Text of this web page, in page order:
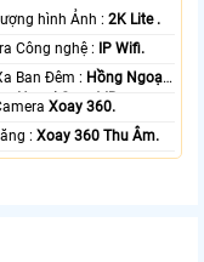
lượng hình Ảnh :2K Lite .
⚒ Camera Công nghệ :
IP Wifi.
🔅 Tầm Xa Ban Đêm : Hồng Ngoại
Ngoại Smart IR.
CameraXoay 360.
️ƒ Chức Năng :Xoay 360 Thu Âm.